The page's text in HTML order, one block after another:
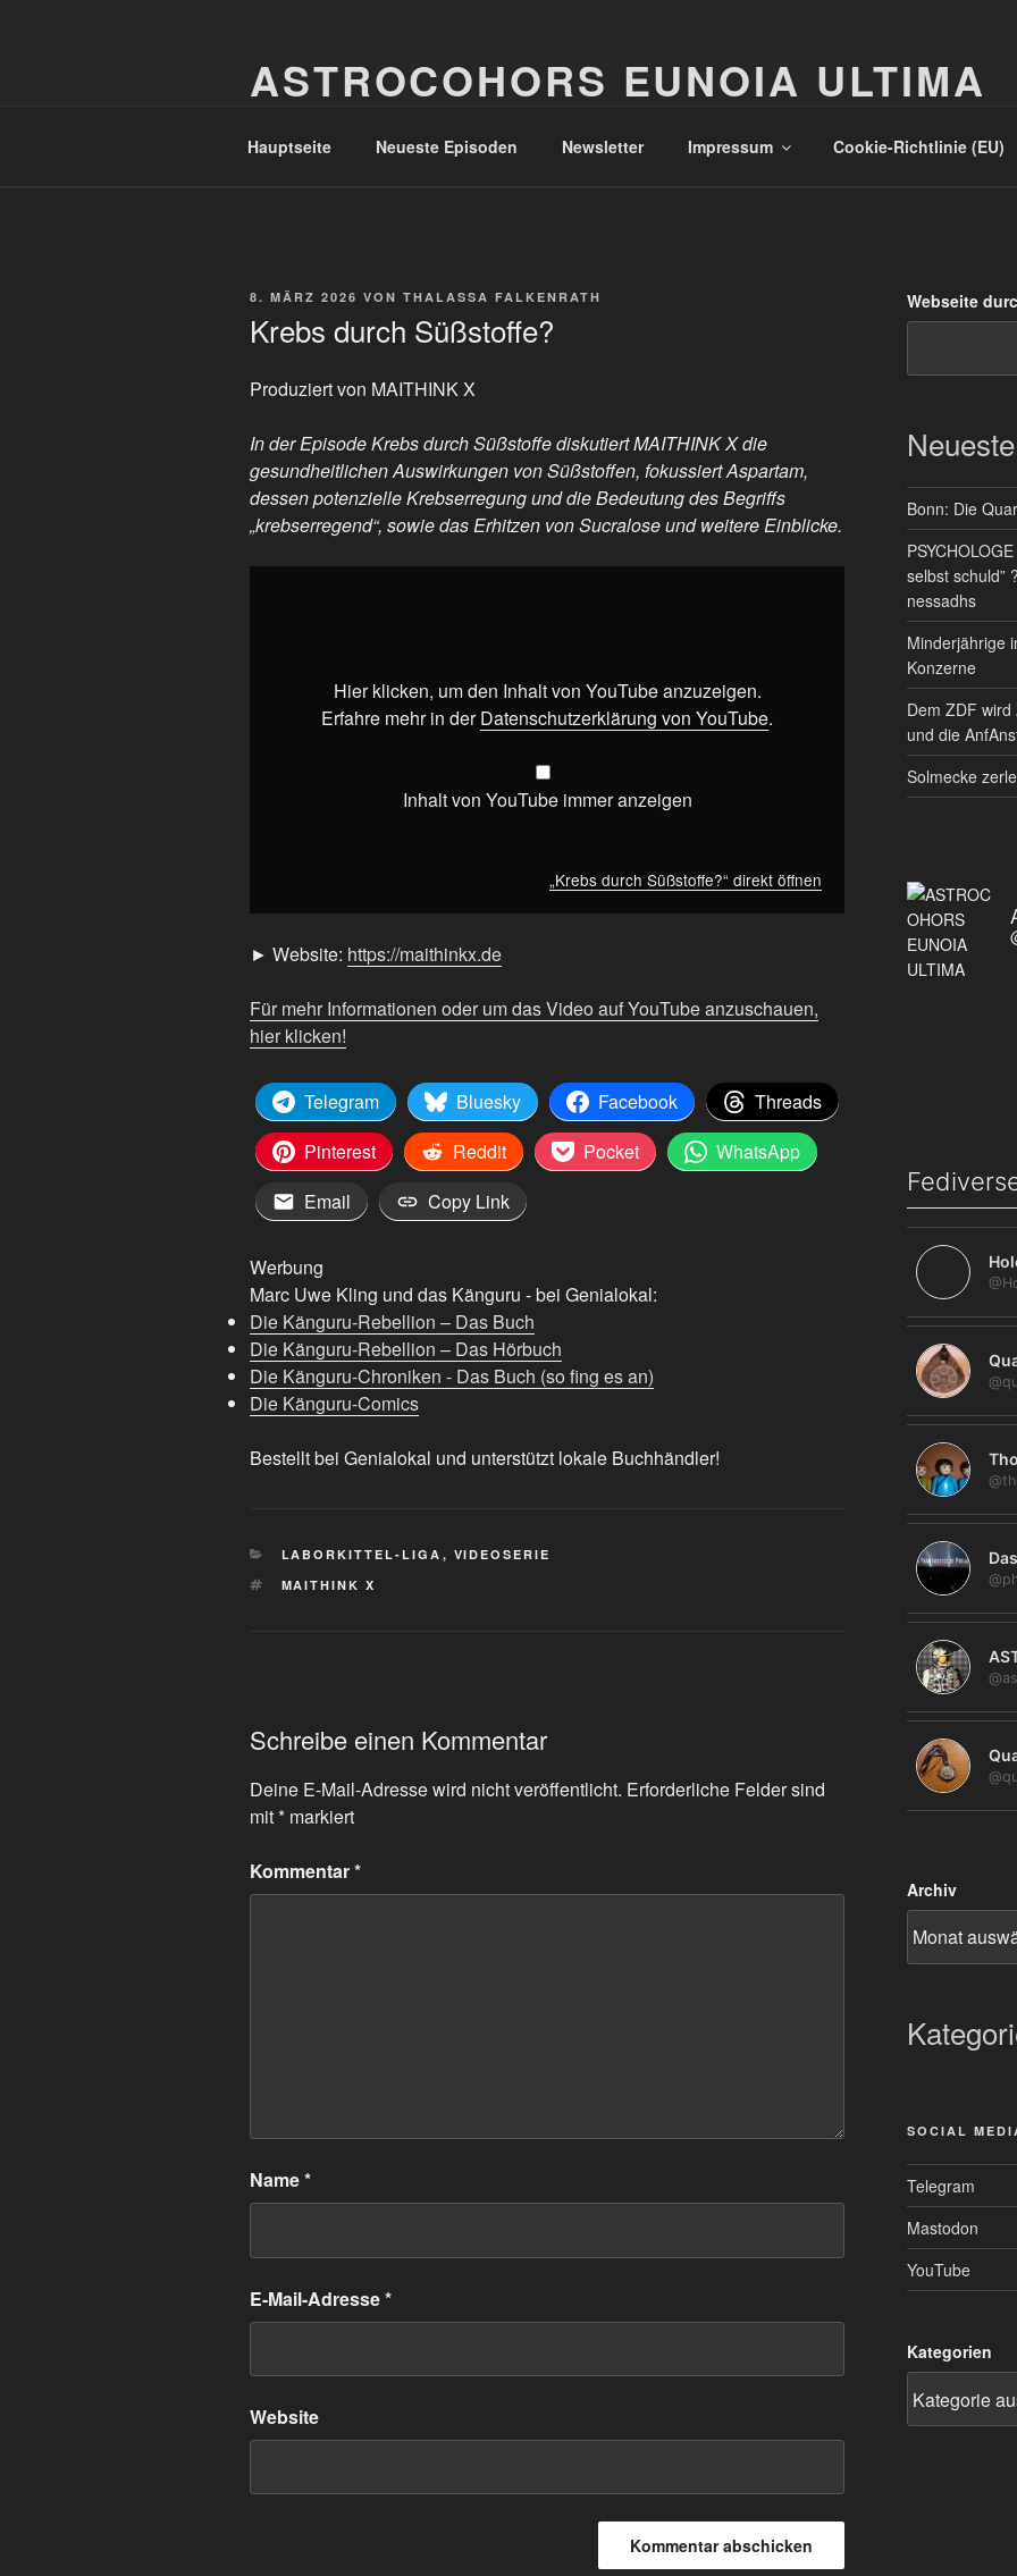
ASTROCOHORS EUNOIA ULTIMA
Hauptseite Neueste Episoden Newsletter Impressum Cookie-Richtlinie (EU)
VERÖFFENTLICHT
8. MÄRZ 2026 VON THALASSA FALKENRATH
Krebs durch Süßstoffe?
Produziert von MAITHINK X
In der Episode Krebs durch Süßstoffe diskutiert MAITHINK X die
gesundheitlichen Auswirkungen von Süßstoffen, fokussiert Aspartam,
dessen potenzielle Krebserregung und die Bedeutung des Begriffs
„krebserregend“, sowie das Erhitzen von Sucralose und weitere Einblicke.
anzeigen
Hier klicken, um den Inhalt von YouTube anzuzeigen.
Erfahre mehr in derDatenschutzerklärung von YouTube.
Inhalt von YouTube immer anzeigen
„Krebs durch Süßstoffe?“ direkt öffnen
► Website: https://maithinkx.de
Für mehr Informationen oder um das Video auf YouTube anzuschauen,
hier klicken!
Telegram Bluesky Facebook
Threads
Pinterest
Reddit Pocket
WhatsApp
Email
Copy Link
Werbung
Marc Uwe Kling und das Känguru - bei Genialokal:
Die Känguru-Rebellion – Das Buch
Die Känguru-Rebellion – Das Hörbuch
Die Känguru-Chroniken - Das Buch (so fing es an)
Die Känguru-Comics
Bestellt bei Genialokal und unterstützt lokale Buchhändler!
KATEGORIEN
LABORKITTEL-LIGA , VIDEOSERIE
SCHLAGWÖRTER
MAITHINK X
Schreibe einen Kommentar
Deine E-Mail-Adresse wird nicht veröffentlicht. Erforderliche Felder sind
mit* markiert
Kommentar*
Name*
E-Mail-Adresse*
Website
Webseite
Bonn: Die
selbst schuld”
nessadhs
Minderjährige
Konzerne
Dem ZDF
und die
Solmecke
Archiv
SOCIAL
Telegram
Mastodon
YouTube
Kategorien